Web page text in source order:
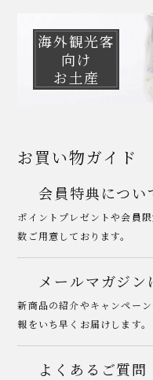
海外観光客
向け
お土産
お買い物ガイド
会員特典につい
ポイントプレゼントや会員
数ご用意しております。
メールマガジン
新商品の紹介やキャンペー
報をいち早くお届けします。
よくあるご質問